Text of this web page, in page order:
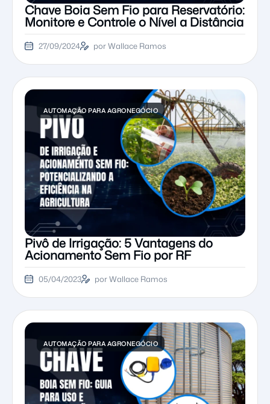
Chave Boia Sem Fio para Reservatório:
Monitore e Controle o Nível a Distância
27/09/2024 por Wallace Ramos
AUTOMAÇÃO PARA AGRONEGÓCIO
Pivô de Irrigação: 5 Vantagens do
Acionamento Sem Fio por RF
05/04/2023 por Wallace Ramos
AUTOMAÇÃO PARA AGRONEGÓCIO